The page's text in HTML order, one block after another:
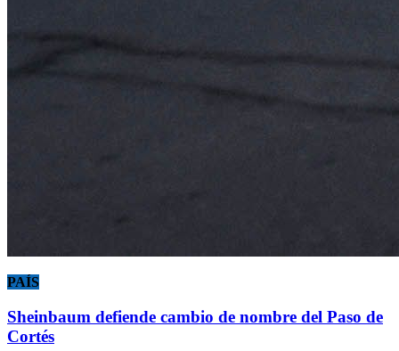
PAÍS
Sheinbaum defiende cambio de nombre del Paso de
Cortés